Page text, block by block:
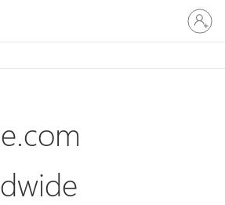
Sign
in
to
account